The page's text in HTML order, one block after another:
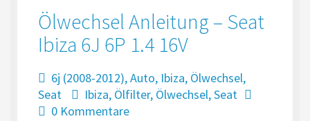
Ölwechsel Anleitung – Seat
Ibiza 6J 6P 1.4 16V
6j (2008-2012),Auto, Ibiza, Ölwechsel,
Seat
Ibiza, Ölfilter, Ölwechsel,Seat
0 Kommentare